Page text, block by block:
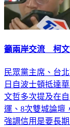
籲兩岸交流 柯文
民眾黨主席、台
日自波士頓抵達
文哲多次提及在
運、8次雙城論壇
強調信用是要長